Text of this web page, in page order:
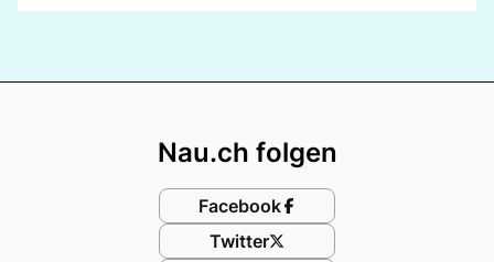
Nau.ch folgen
Facebook
Twitter